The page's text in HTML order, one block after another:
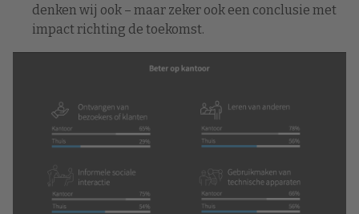
denken wij ook – maar zeker ook een conclusie met
impact richting de toekomst.